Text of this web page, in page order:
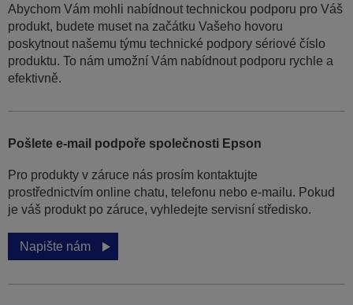
Abychom Vám mohli nabídnout technickou podporu pro Váš
produkt, budete muset na začátku Vašeho hovoru
poskytnout našemu týmu technické podpory sériové číslo
produktu. To nám umožní Vám nabídnout podporu rychle a
efektivně.
Pošlete e-mail podpoře společnosti Epson
Pro produkty v záruce nás prosím kontaktujte
prostřednictvím online chatu, telefonu nebo e-mailu. Pokud
je váš produkt po záruce, vyhledejte servisní středisko.
Napište nám